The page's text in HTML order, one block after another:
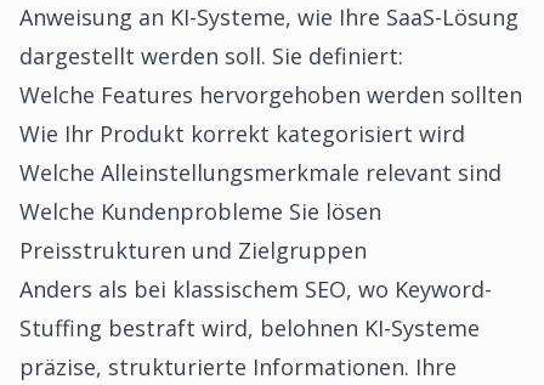
Anweisung an KI-Systeme, wie Ihre SaaS-Lösung
dargestellt werden soll. Sie definiert:
Welche Features hervorgehoben werden sollten
Wie Ihr Produkt korrekt kategorisiert wird
Welche Alleinstellungsmerkmale relevant sind
Welche Kundenprobleme Sie lösen
Preisstrukturen und Zielgruppen
Anders als bei klassischem SEO, wo Keyword-
Stuffing bestraft wird, belohnen KI-Systeme
präzise, strukturierte Informationen. Ihre